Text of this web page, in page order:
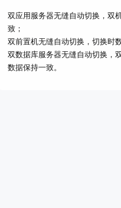
双应用服务器无缝自动切换，双
致；
双前置机无缝自动切换，切换时
双数据库服务器无缝自动切换，
数据保持一致。